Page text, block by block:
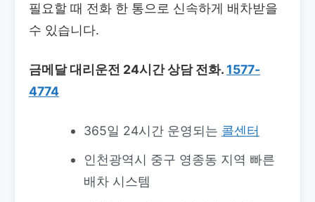
필요할 때 전화 한 통으로 신속하게 배차받을
수 있습니다.
금메달 대리운전 24시간 상담 전화.1577-
4774
365일 24시간 운영되는 콜센터
인천광역시 중구 영종동 지역 빠른
배차 시스템